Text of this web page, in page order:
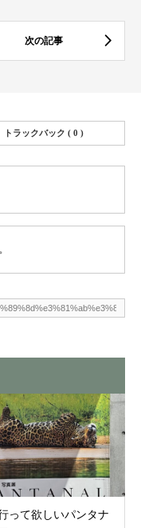
トラックバック ( 0 )
って欲しいパンタナ